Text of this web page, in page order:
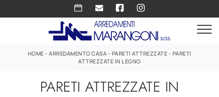
HOME - ARREDAMENTO CASA - PARETI ATTREZZATE - PARETI
ATTREZZATE IN LEGNO
PARETI ATTREZZATE IN